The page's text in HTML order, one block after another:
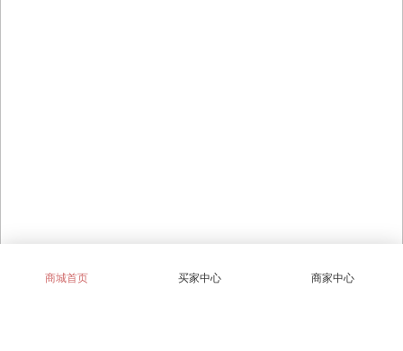
商城首页 买家中心 商家中心